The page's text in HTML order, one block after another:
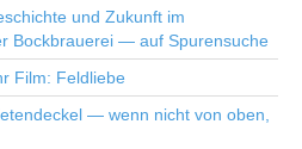
und Zukunft im
Bockbrauerei — auf Spurensuche
Film: Feldliebe
— wenn nicht von oben,